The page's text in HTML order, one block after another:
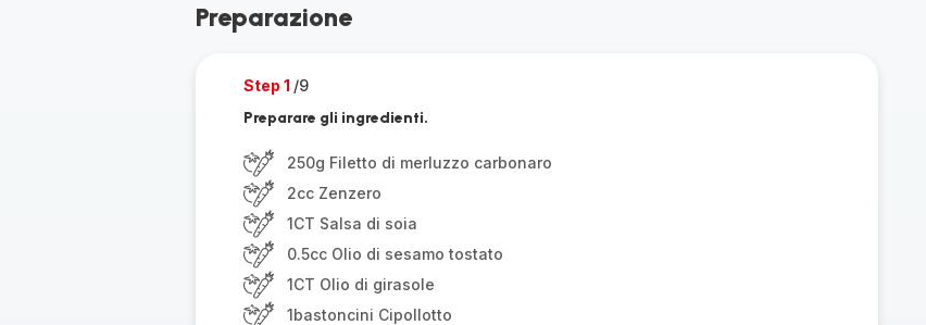
Preparazione
Step 1 /9
Preparare gli ingredienti.
250g Filetto di merluzzo carbonaro
2cc Zenzero
1CT Salsa di soia
0.5cc Olio di sesamo tostato
1CT Olio di girasole
1bastoncini Cipollotto